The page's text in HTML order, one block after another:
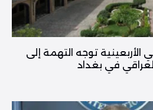
توجه التهمة إلى
في بغداد